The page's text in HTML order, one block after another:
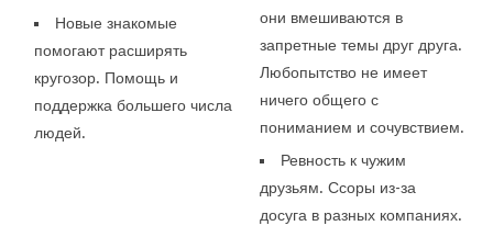
Новые знакомые
помогают расширять
кругозор. Помощь и
поддержка большего числа
людей.
они вмешиваются в
запретные темы друг друга.
Любопытство не имеет
ничего общего с
пониманием и сочувствием.
Ревность к чужим
друзьям. Ссоры из-за
досуга в разных компаниях.